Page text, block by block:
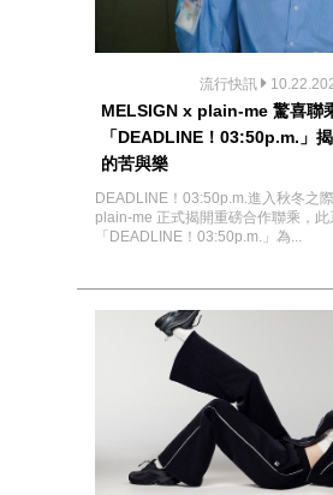
流行快訊
MELSIGN x plain-me 驚喜聯
「DEADLINE！03:50p.m.」
的苦與樂
DEADLINE！03:50p.m.進入秋冬之
plain-me 正式揭開重磅合作聯乘，此
「DEADLINE！03:50p.m.」為...